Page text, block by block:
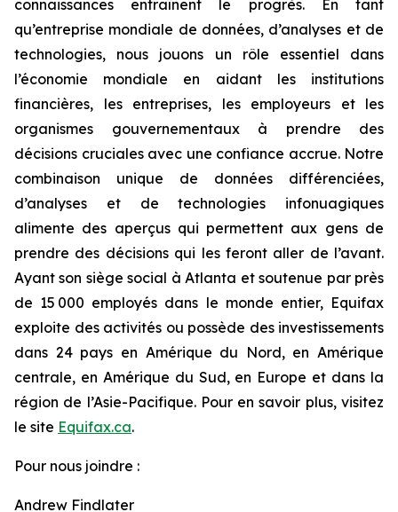
connaissances entraînent le progrès. En tant
qu’entreprise mondiale de données, d’analyses et de
technologies, nous jouons un rôle essentiel dans
l’économie mondiale en aidant les institutions
financières, les entreprises, les employeurs et les
organismes gouvernementaux à prendre des
décisions cruciales avec une confiance accrue. Notre
combinaison unique de données différenciées,
d’analyses et de technologies infonuagiques
alimente des aperçus qui permettent aux gens de
prendre des décisions qui les feront aller de l’avant.
Ayant son siège social à Atlanta et soutenue par près
de 15 000 employés dans le monde entier, Equifax
exploite des activités ou possède des investissements
dans 24 pays en Amérique du Nord, en Amérique
centrale, en Amérique du Sud, en Europe et dans la
région de l’Asie-Pacifique. Pour en savoir plus, visitez
le site Equifax.ca.
Pour nous joindre :
Andrew Findlater